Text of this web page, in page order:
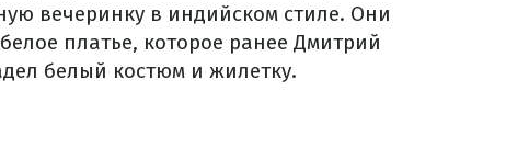
вечеринку в индийском стиле. Они
платье, которое ранее Дмитрий
белый костюм и жилетку.